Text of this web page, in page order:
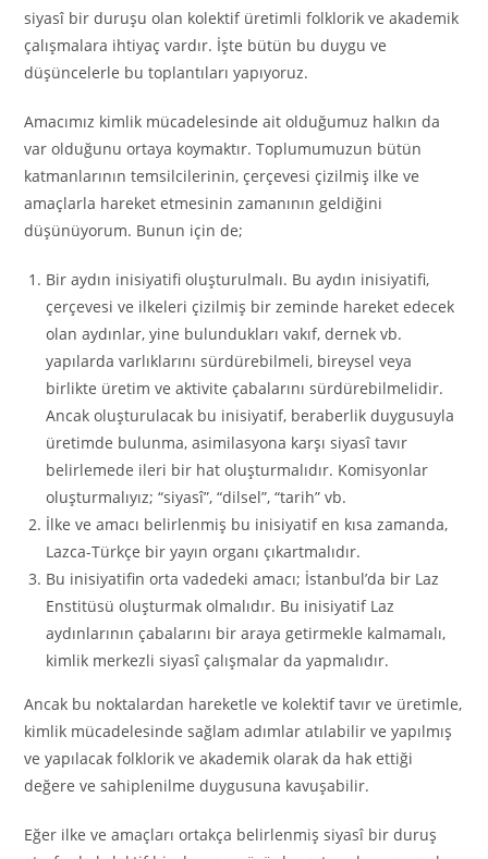
siyasî bir duruşu olan kolektif üretimli folklorik ve akademik
çalışmalara ihtiyaç vardır. İşte bütün bu duygu ve
düşüncelerle bu toplantıları yapıyoruz.
Amacımız kimlik mücadelesinde ait olduğumuz halkın da
var olduğunu ortaya koymaktır. Toplumumuzun bütün
katmanlarının temsilcilerinin, çerçevesi çizilmiş ilke ve
amaçlarla hareket etmesinin zamanının geldiğini
düşünüyorum. Bunun için de;
Bir aydın inisiyatifi oluşturulmalı. Bu aydın inisiyatifi,
çerçevesi ve ilkeleri çizilmiş bir zeminde hareket edecek
olan aydınlar, yine bulundukları vakıf, dernek vb.
yapılarda varlıklarını sürdürebilmeli, bireysel veya
birlikte üretim ve aktivite çabalarını sürdürebilmelidir.
Ancak oluşturulacak bu inisiyatif, beraberlik duygusuyla
üretimde bulunma, asimilasyona karşı siyasî tavır
belirlemede ileri bir hat oluşturmalıdır. Komisyonlar
oluşturmalıyız; “siyasî”, “dilsel”, “tarih” vb.
İlke ve amacı belirlenmiş bu inisiyatif en kısa zamanda,
Lazca-Türkçe bir yayın organı çıkartmalıdır.
Bu inisiyatifin orta vadedeki amacı; İstanbul’da bir Laz
Enstitüsü oluşturmak olmalıdır. Bu inisiyatif Laz
aydınlarının çabalarını bir araya getirmekle kalmamalı,
kimlik merkezli siyasî çalışmalar da yapmalıdır.
Ancak bu noktalardan hareketle ve kolektif tavır ve üretimle,
kimlik mücadelesinde sağlam adımlar atılabilir ve yapılmış
ve yapılacak folklorik ve akademik olarak da hak ettiği
değere ve sahiplenilme duygusuna kavuşabilir.
Eğer ilke ve amaçları ortakça belirlenmiş siyasî bir duruş